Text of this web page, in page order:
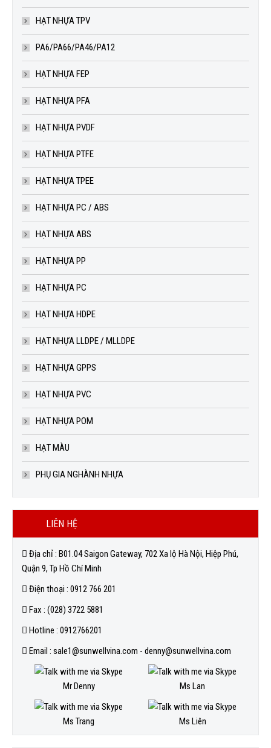
HẠT NHỰA TPV
PA6/PA66/PA46/PA12
HẠT NHỰA FEP
HẠT NHỰA PFA
HẠT NHỰA PVDF
HẠT NHỰA PTFE
HẠT NHỰA TPEE
HẠT NHỰA PC / ABS
HẠT NHỰA ABS
HẠT NHỰA PP
HẠT NHỰA PC
HẠT NHỰA HDPE
HẠT NHỰA LLDPE / MLLDPE
HẠT NHỰA GPPS
HẠT NHỰA PVC
HẠT NHỰA POM
HẠT MÀU
PHỤ GIA NGHÀNH NHỰA
LIÊN HỆ
Địa chỉ : B01.04 Saigon Gateway, 702 Xa lộ Hà Nội, Hiệp Phú,
Quận 9, Tp Hồ Chí Minh
Điện thoại : 0912 766 201
Fax : (028) 3722 5881
Hotline : 0912766201
Email : sale1@sunwellvina.com - denny@sunwellvina.com
Mr Denny Ms Lan
Ms Trang Ms Liên